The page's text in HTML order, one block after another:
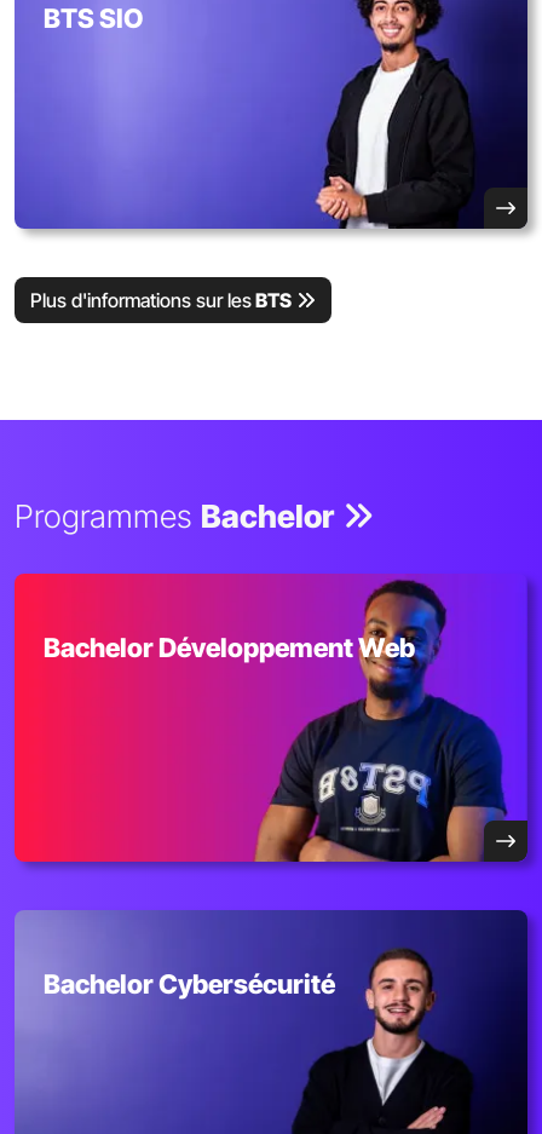
BTS SIO
Plus d'informations sur lesBTS
Programmes Bachelor
Bachelor Développement Web
Bachelor Cybersécurité